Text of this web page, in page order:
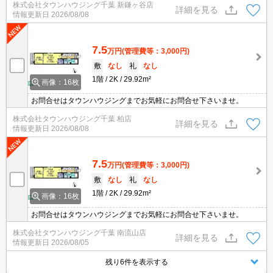
さい★
株式会社タウンハウジング千葉 新鎌ヶ谷店
情報更新日 2026/08/08
詳細を見る
画像：16枚
7.5万円(管理費等：3,000円)
敷
なし 礼
なし
1階
2K 29.92m²
お問合せはタウンハウジングまでお気軽にお問合せ下さいませ。
株式会社タウンハウジング千葉 柏店
情報更新日 2026/08/08
詳細を見る
画像：16枚
7.5万円(管理費等：3,000円)
敷
なし 礼
なし
1階
2K 29.92m²
お問合せはタウンハウジングまでお気軽にお問合せ下さいませ。
株式会社タウンハウジング千葉 南流山店
情報更新日 2026/08/05
詳細を見る
残り6件を表示する